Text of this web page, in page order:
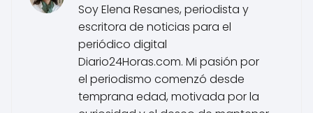
Soy Elena Resanes, periodista y
escritora de noticias para el
periódico digital
Diario24Horas.com. Mi pasión por
el periodismo comenzó desde
temprana edad, motivada por la